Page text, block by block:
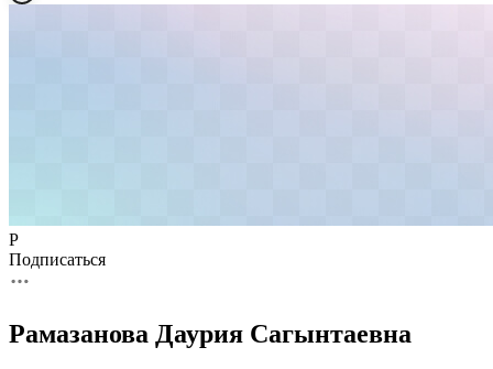
Р
Подписаться
Рамазанова Даурия Сагынтаевна